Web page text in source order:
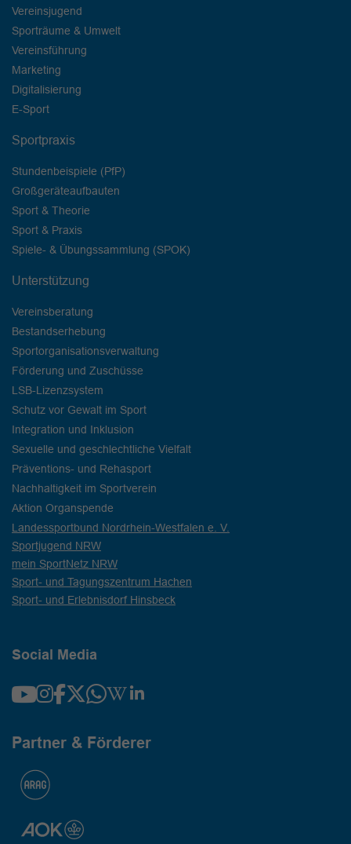
Vereinsjugend
Sporträume & Umwelt
Vereinsführung
Marketing
Digitalisierung
E-Sport
Sportpraxis
Stundenbeispiele (PfP)
Großgeräteaufbauten
Sport & Theorie
Sport & Praxis
Spiele- & Übungssammlung (SPOK)
Unterstützung
Vereinsberatung
Bestandserhebung
Sportorganisationsverwaltung
Förderung und Zuschüsse
LSB-Lizenzsystem
Schutz vor Gewalt im Sport
Integration und Inklusion
Sexuelle und geschlechtliche Vielfalt
Präventions- und Rehasport
Nachhaltigkeit im Sportverein
Aktion Organspende
Landessportbund Nordrhein-Westfalen e. V.
Sportjugend NRW
mein SportNetz NRW
Sport- und Tagungszentrum Hachen
Sport- und Erlebnisdorf Hinsbeck
Social Media
Partner & Förderer